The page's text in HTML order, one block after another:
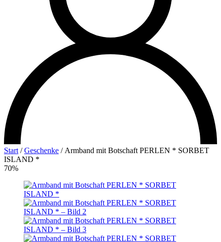
Start /Geschenke / Armband mit Botschaft PERLEN * SORBET
ISLAND *
70%